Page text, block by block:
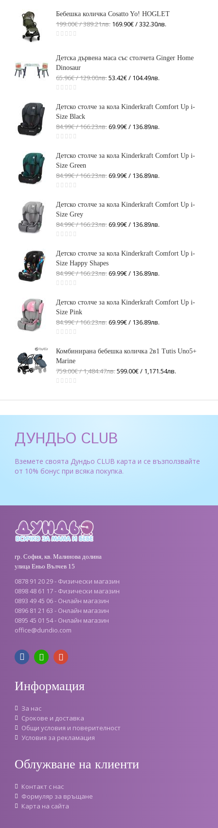
Бебешка количка Cosatto Yo! HOGLET
199.00€ / 389.21лв. 169.90€ / 332.30лв.
Детска дървена маса със столчета Ginger Home
Dinosaur
65.96€ / 129.00лв.53.42€ / 104.49лв.
Детско столче за кола Kinderkraft Comfort Up i-
Size Black
84.99€ / 166.23лв.69.99€ / 136.89лв.
Детско столче за кола Kinderkraft Comfort Up i-
Size Green
84.99€ / 166.23лв.69.99€ / 136.89лв.
Детско столче за кола Kinderkraft Comfort Up i-
Size Grey
84.99€ / 166.23лв.69.99€ / 136.89лв.
Детско столче за кола Kinderkraft Comfort Up i-
Size Happy Shapes
84.99€ / 166.23лв.69.99€ / 136.89лв.
Детско столче за кола Kinderkraft Comfort Up i-
Size Pink
84.99€ / 166.23лв.69.99€ / 136.89лв.
Комбинирана бебешка количка 2в1 Tutis Uno5+
Marine
759.00€ / 1,484.47лв.599.00€ / 1,171.54лв.
ДУНДЬО CLUB
Вземете своята Дундьо CLUB карта и се възползвайте
от 10% бонус при всяка покупка.
гр. София, кв. Малинова долина
улица Еньо Вълчев 15
0878 91 20 29 - Физически магазин
0898 48 61 17 - Физически магазин
0893 49 45 06 - Онлайн магазин
0896 81 21 63 - Онлайн магазин
0895 45 01 54 - Онлайн магазин
office@dundio.com
Информация
За нас
Срокове и доставка
Oбщи условия и поверителност
Условия за рекламация
Облужване на клиенти
Контакт с нас
Формуляр за връщане
Карта на сайта